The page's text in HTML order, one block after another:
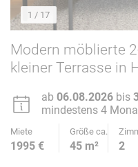
1 / 17
Modern möblierte
kleiner Terrasse in
ab 06.08.2026 bis
mindestens 4
Miete Größe ca.
1995 € 45 m² 2